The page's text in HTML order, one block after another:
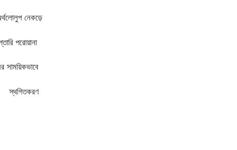
নেকড়ে
পরোয়ানা